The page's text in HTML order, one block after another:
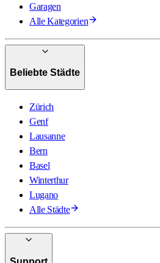
Garagen
Alle Kategorien
Beliebte Städte
Zürich
Genf
Lausanne
Bern
Basel
Winterthur
Lugano
Alle Städte